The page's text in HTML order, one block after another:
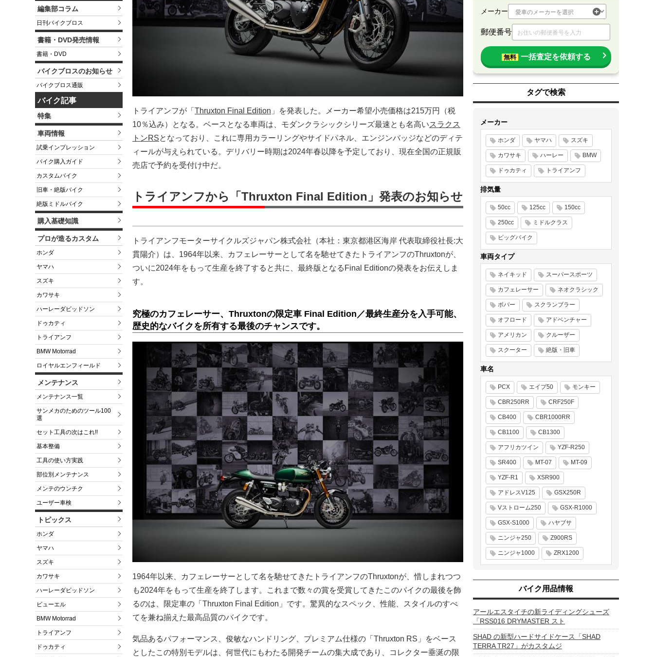
編集部コラム
日刊バイクブロス
書籍・DVD発売情報
書籍・DVD
バイクブロスのお知らせ
バイクブロス通販
バイク記事
特集
車両情報
試乗インプレッション
バイク購入ガイド
カスタムバイク
旧車・絶版バイク
絶版ミドルバイク
購入基礎知識
プロが造るカスタム
ホンダ
ヤマハ
スズキ
カワサキ
ハーレーダビッドソン
ドゥカティ
トライアンフ
BMW Motorrad
ロイヤルエンフィールド
メンテナンス
メンテナンス一覧
サンメカのためのツール100
選
セット工具の次はこれ!!
基本整備
工具の使い方実践
部位別メンテナンス
メンテのウンチク
ユーザー車検
トピックス
ホンダ
ヤマハ
スズキ
カワサキ
ハーレーダビッドソン
ビューエル
BMW Motorrad
トライアンフ
ドゥカティ
トライアンフが「 Thruxton Final Edition 」を発表した。メーカー希望小売価格は215万円（税
10％込み）となる。ベースとなる車両は、モダンクラシックシリーズ最速とも名高いスラクス
トンRSとなっており、これに専用カラーリングやサイドパネル、エンジンバッジなどのディテ
ィールが与えられている。デリバリー時期は2024年春以降を予定しており、現在全国の正規販
売店で予約を受付け中だ。
トライアンフから「Thruxton Final Edition」発表のお知らせ
トライアンフモーターサイクルズジャパン株式会社（本社：東京都港区海岸 代表取締役社長:大
貫陽介）は、1964年以来、カフェレーサーとして名を馳せてきたトライアンフのThruxtonが、
ついに2024年をもって生産を終了すると共に、最終版となるFinal Editionの発表をお伝えしま
す。
究極のカフェレーサー、Thruxtonの限定車 Final Edition／最終生産分を入手可能、
歴史的なバイクを所有する最後のチャンスです。
1964年以来、カフェレーサーとして名を馳せてきたトライアンフのThruxtonが、惜しまれつつ
も2024年をもって生産を終了します。これまで数々の賞を受賞してきたこのバイクの最後を飾
るのは、限定車の「Thruxton Final Edition」です。驚異的なスペック、性能、スタイルのすべ
てを兼ね揃えた最高品質のバイクです。
気品あるパフォーマンス、俊敏なハンドリング、プレミアム仕様の「Thruxton RS」をベース
としたこの特別モデルは、何世代にもわたる開発チームの集大成であり、コレクター垂涎の限
メーカー
郵便番号
無料 一括査定を依頼する
タグで検索
メーカー
ホンダ ヤマハ スズキ
カワサキ ハーレー BMW
ドゥカティ トライアンフ
排気量
50cc 125cc 150cc
250cc ミドルクラス
ビッグバイク
車両タイプ
ネイキッド スーパースポーツ
カフェレーサー ネオクラシック
ボバー スクランブラー
オフロード アドベンチャー
アメリカン クルーザー
スクーター 絶版・旧車
車名
PCX エイプ50 モンキー
CBR250RR CRF250F
CB400 CBR1000RR
CB1100 CB1300
アフリカツイン YZF-R250
SR400 MT-07 MT-09
YZF-R1 XSR900
アドレスV125 GSX250R
Vストローム250 GSX-R1000
GSX-S1000 ハヤブサ
ニンジャ250 Z900RS
ニンジャ1000 ZRX1200
バイク用品情報
アールエスタイチの新ライディングシューズ
「RSS016 DRYMASTER スト
SHAD の新型ハードサイドケース「SHAD
TERRA TR27」がカスタムジ